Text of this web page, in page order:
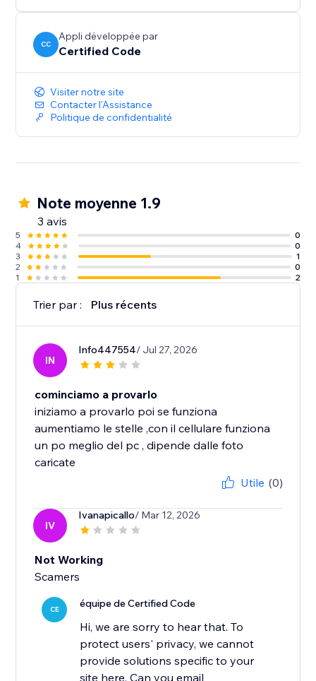
CC
Appli développée par
Certified Code
Visiter notre site
Contacter l'Assistance
Politique de confidentialité
Note moyenne 1.9
3 avis
5
0
4
0
3
1
2
0
1
2
Trier par : Plus récents
IN
Info447554/ Jul 27, 2026
cominciamo a provarlo
iniziamo a provarlo poi se funziona
aumentiamo le stelle ,con il cellulare funziona
un po meglio del pc , dipende dalle foto
caricate
Utile (0)
IV
Ivanapicallo/ Mar 12, 2026
Not Working
Scamers
CE équipe de Certified Code
Hi, we are sorry to hear that. To
protect users' privacy, we cannot
provide solutions specific to your
site here. Can you email